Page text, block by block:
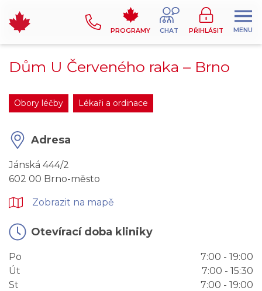
PROGRAMY CHAT PŘIHLÁSIT MENU
Dům U Červeného raka –⁠⁠⁠⁠⁠⁠ Brno
Obory léčby Lékaři a ordinace
Adresa
Jánská 444/2
602 00 Brno-město
Zobrazit na mapě
Otevírací doba kliniky
Po
7:00 - 19:00
Út
7:00 - 15:30
St
7:00 - 19:00